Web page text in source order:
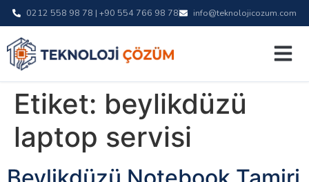
0212 558 98 78 | +90 554 766 98 78 info@teknolojicozum.com
Etiket: beylikdüzü
laptop servisi